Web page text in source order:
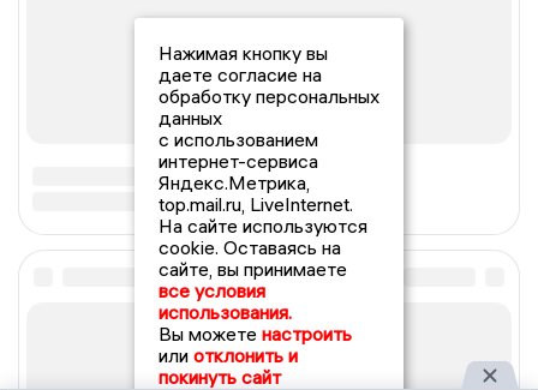
Нажимая кнопку вы
даете согласие на
обработку персональных
данных
с использованием
интернет-сервиса
Яндекс.Метрика,
top.mail.ru, LiveInternet.
На сайте используются
cookie. Оставаясь на
сайте, вы принимаете
все условия
использования.
Вы можете настроить
или отклонить и
покинуть сайт